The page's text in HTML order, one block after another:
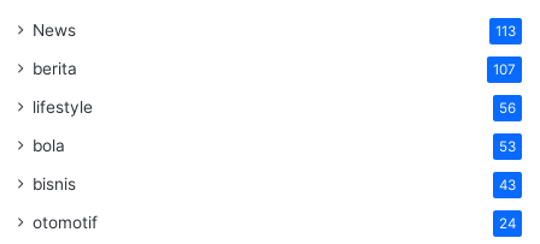
News 113
berita 107
lifestyle 56
bola 53
bisnis 43
otomotif 24